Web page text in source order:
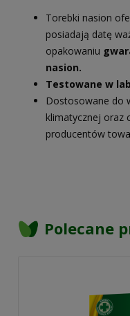
Torebki nasion
posiadają datę
opakowaniu
nasion.
Testowane w
Dostosowane do
klimatycznej oraz
producentów
Polecane